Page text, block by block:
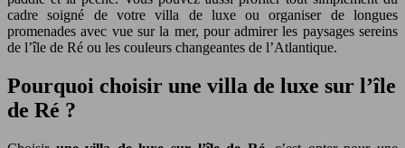
cadre soigné de votre villa de luxe ou organiser de longues
promenades avec vue sur la mer, pour admirer les paysages sereins
de l’île de Ré ou les couleurs changeantes de l’Atlantique.
Pourquoi choisir une villa de luxe sur l’île
de Ré ?